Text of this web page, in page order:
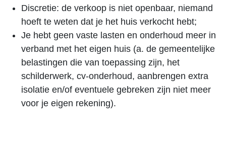
Discretie: de verkoop is niet openbaar, niemand
hoeft te weten dat je het huis verkocht hebt;
Je hebt geen vaste lasten en onderhoud meer in
verband met het eigen huis (a. de gemeentelijke
belastingen die van toepassing zijn, het
schilderwerk, cv-onderhoud, aanbrengen extra
isolatie en/of eventuele gebreken zijn niet meer
voor je eigen rekening).